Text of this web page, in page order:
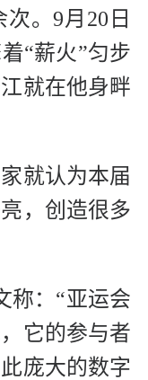
。9月20日
“薪火”匀步
就在他身畔
就认为本届
，创造很多
称：“亚运会
它的参与者
庞大的数字